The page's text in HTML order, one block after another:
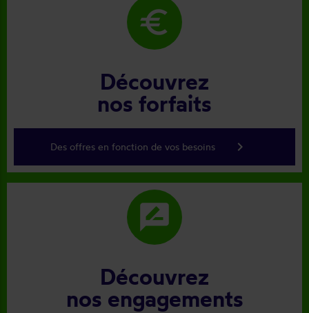
euro
Découvrez
nos forfaits
Des offres en fonction de vos besoins keyboard_arrow_right
rate_review
Découvrez
nos engagements